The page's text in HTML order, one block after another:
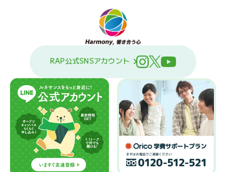
RAP公式SNSアカウント